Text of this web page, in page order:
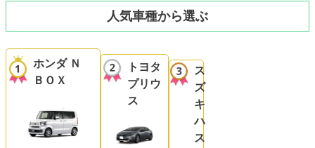
人気車種から選ぶ
ホンダ Ｎ
ＢＯＸ
トヨタ
プリウ
ス
ス
ズ
キ
ハ
ス